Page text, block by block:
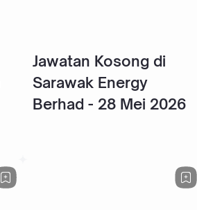
Jawatan Kosong di
Sarawak Energy
Berhad - 28 Mei 2026